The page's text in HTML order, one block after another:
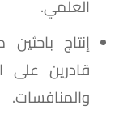
العلمي.
إنتاج
قادرين على
والمنافسات.